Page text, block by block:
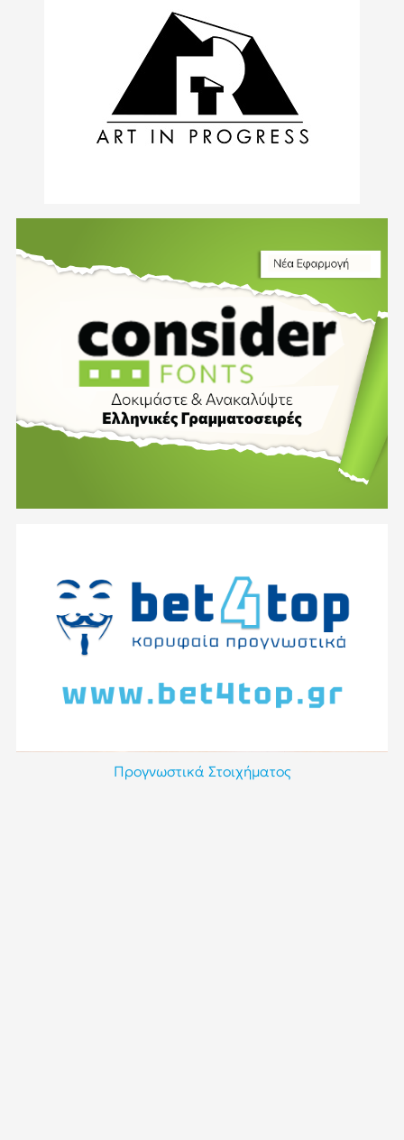
Προγνωστικά Στοιχήματος